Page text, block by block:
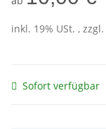
inkl. 19% USt. , zzgl.
Sofort verfügbar